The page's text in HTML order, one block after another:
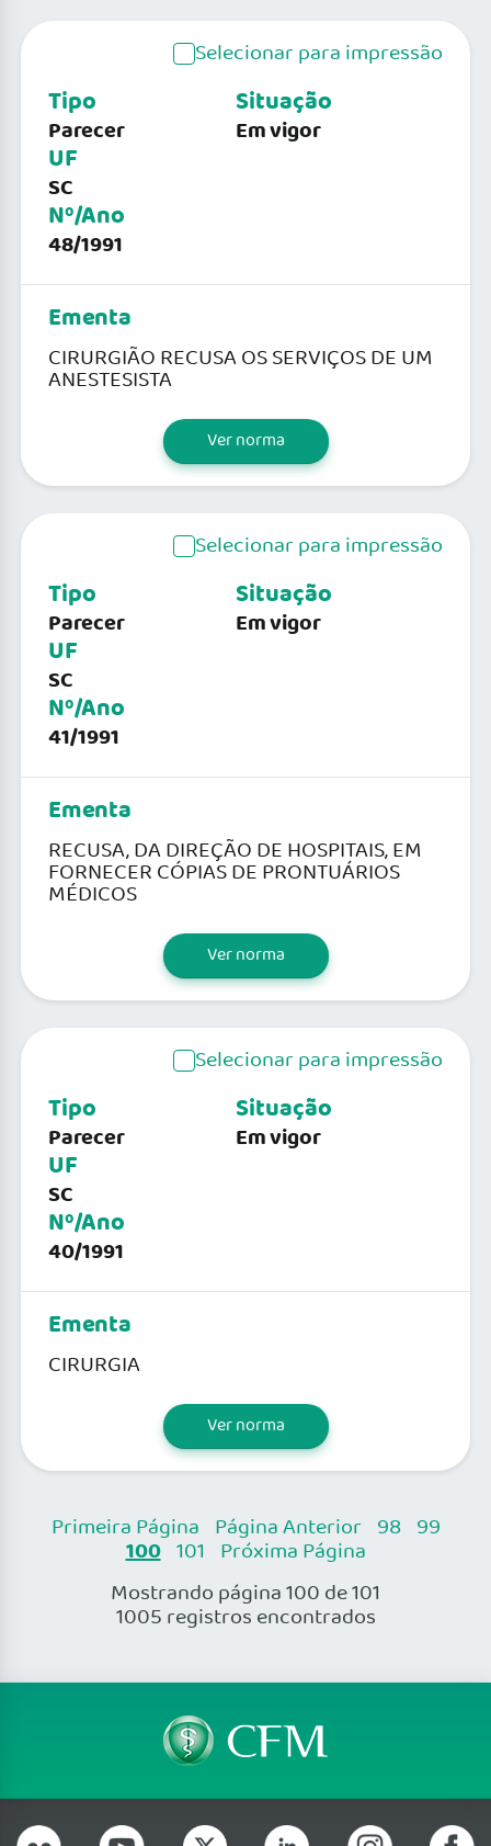
Selecionar para impressão
Tipo
Parecer
UF
SC
Nº/Ano
48/1991
Situação
Em vigor
Ementa
CIRURGIÃO RECUSA OS SERVIÇOS DE UM
ANESTESISTA
Ver norma
Selecionar para impressão
Tipo
Parecer
UF
SC
Nº/Ano
41/1991
Situação
Em vigor
Ementa
RECUSA, DA DIREÇÃO DE HOSPITAIS, EM
FORNECER CÓPIAS DE PRONTUÁRIOS
MÉDICOS
Ver norma
Selecionar para impressão
Tipo
Parecer
UF
SC
Nº/Ano
40/1991
Situação
Em vigor
Ementa
CIRURGIA
Ver norma
Primeira Página Página Anterior 98 99
100 101 Próxima Página
Mostrando página 100 de 101
1005 registros encontrados